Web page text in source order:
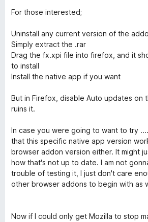
For those interested;
Uninstall any current version of the
Simply extract the .rar
Drag the fx.xpi file into firefox, and it
to install
Install the native app if you want
But in Firefox, disable Auto updates on
ruins it.
In case you were going to want to try
that this specific native app version
browser addon version either. It might
how that's not up to date. I am not
trouble of testing it, I just don't care
other browser addons to begin with as
Now if I could only get Mozilla to stop